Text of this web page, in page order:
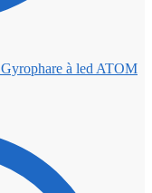
Gyrophare à led ATOM